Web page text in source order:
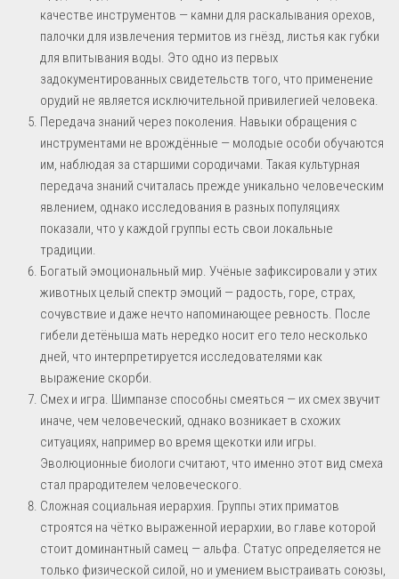
качестве инструментов — камни для раскалывания орехов,
палочки для извлечения термитов из гнёзд, листья как губки
для впитывания воды. Это одно из первых
задокументированных свидетельств того, что применение
орудий не является исключительной привилегией человека.
Передача знаний через поколения. Навыки обращения с
инструментами не врождённые — молодые особи обучаются
им, наблюдая за старшими сородичами. Такая культурная
передача знаний считалась прежде уникально человеческим
явлением, однако исследования в разных популяциях
показали, что у каждой группы есть свои локальные
традиции.
Богатый эмоциональный мир. Учёные зафиксировали у этих
животных целый спектр эмоций — радость, горе, страх,
сочувствие и даже нечто напоминающее ревность. После
гибели детёныша мать нередко носит его тело несколько
дней, что интерпретируется исследователями как
выражение скорби.
Смех и игра. Шимпанзе способны смеяться — их смех звучит
иначе, чем человеческий, однако возникает в схожих
ситуациях, например во время щекотки или игры.
Эволюционные биологи считают, что именно этот вид смеха
стал прародителем человеческого.
Сложная социальная иерархия. Группы этих приматов
строятся на чётко выраженной иерархии, во главе которой
стоит доминантный самец — альфа. Статус определяется не
только физической силой, но и умением выстраивать союзы,